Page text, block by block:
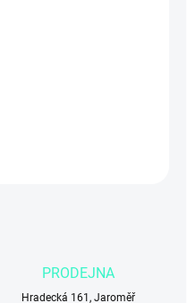
PRODEJNA
Hradecká 161, Jaroměř